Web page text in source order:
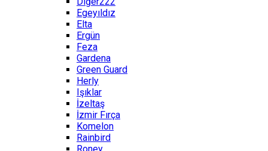
Egeyıldız
Elta
Ergün
Feza
Gardena
Green Guard
Herly
Işıklar
İzeltaş
İzmir Fırça
Komelon
Rainbird